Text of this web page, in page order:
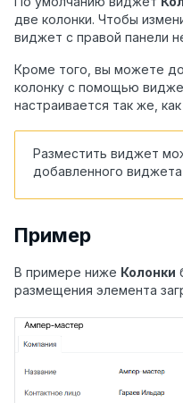
две колонки. Чтобы
виджет с правой панели
Кроме того, вы можете
колонку с помощью
настраивается так же,
Разместить виджет
добавленного виджета
Пример
В примере ниже Колонки
размещения элемента